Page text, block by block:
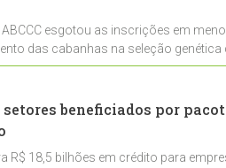
esgotou as inscrições em
das cabanhas na seleção genética
beneficiados por
R$ 18,5 bilhões em crédito para